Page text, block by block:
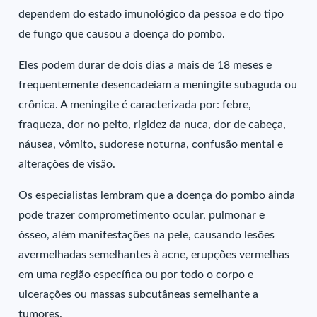
dependem do estado imunológico da pessoa e do tipo
de fungo que causou a doença do pombo.
Eles podem durar de dois dias a mais de 18 meses e
frequentemente desencadeiam a meningite subaguda ou
crônica. A meningite é caracterizada por: febre,
fraqueza, dor no peito, rigidez da nuca, dor de cabeça,
náusea, vômito, sudorese noturna, confusão mental e
alterações de visão.
Os especialistas lembram que a doença do pombo ainda
pode trazer comprometimento ocular, pulmonar e
ósseo, além manifestações na pele, causando lesões
avermelhadas semelhantes à acne, erupções vermelhas
em uma região específica ou por todo o corpo e
ulcerações ou massas subcutâneas semelhante a
tumores.